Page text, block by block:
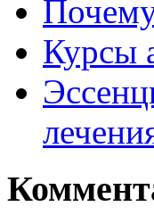
Курсы